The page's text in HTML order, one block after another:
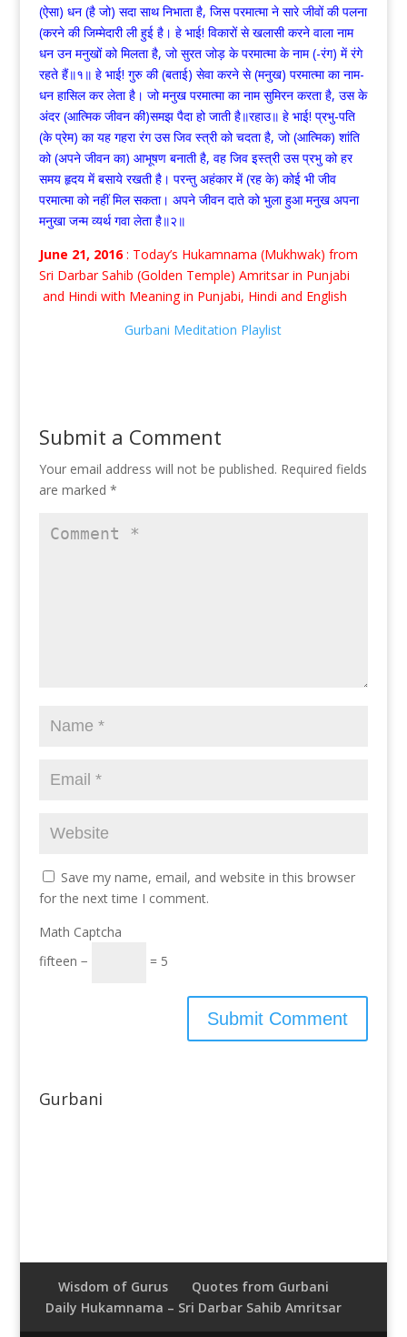
(ऐसा) धन (है जो) सदा साथ निभाता है, जिस परमात्मा ने सारे जीवों की पलना
(करने की जिम्मेदारी ली हुई है। हे भाई! विकारों से खलासी करने वाला नाम
धन उन मनुखों को मिलता है, जो सुरत जोड़ के परमात्मा के नाम (-रंग) में रंगे
रहते हैं॥१॥ हे भाई! गुरु की (बताई) सेवा करने से (मनुख) परमात्मा का नाम-
धन हासिल कर लेता है। जो मनुख परमात्मा का नाम सुमिरन करता है, उस के
अंदर (आत्मिक जीवन की)समझ पैदा हो जाती है॥रहाउ॥ हे भाई! प्रभु-पति
(के प्रेम) का यह गहरा रंग उस जिव स्त्री को चदता है, जो (आत्मिक) शांति
को (अपने जीवन का) आभूषण बनाती है, वह जिव इस्त्री उस प्रभु को हर
समय हृदय में बसाये रखती है। परन्तु अहंकार में (रह के) कोई भी जीव
परमात्मा को नहीं मिल सकता। अपने जीवन दाते को भुला हुआ मनुख अपना
मनुखा जन्म व्यर्थ गवा लेता है॥२॥
June 21, 2016: Today’s Hukamnama (Mukhwak) from
Sri Darbar Sahib (Golden Temple) Amritsar in Punjabi
and Hindi with Meaning in Punjabi, Hindi and English
Gurbani Meditation Playlist
Submit a Comment
Your email address will not be published. Required fields
are marked *
Save my name, email, and website in this browser
for the next time I comment.
Math Captcha
fifteen −
= 5
Gurbani
Wisdom of Gurus
Quotes from Gurbani
Daily Hukamnama – Sri Darbar Sahib Amritsar